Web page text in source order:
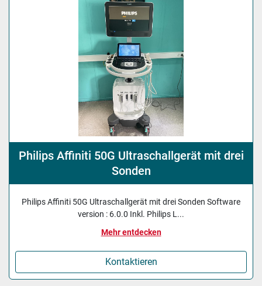
Philips Affiniti 50G Ultraschallgerät mit drei
Sonden
Philips Affiniti 50G Ultraschallgerät mit drei Sonden Software
version : 6.0.0 Inkl. Philips L...
Mehr entdecken
Kontaktieren